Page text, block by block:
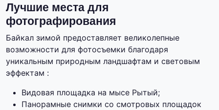
Лучшие места для
фотографирования
Байкал зимой предоставляет великолепные
возможности для фотосъемки благодаря
уникальным природным ландшафтам и световым
эффектам :
Видовая площадка на мысе Рытый;
Панорамные снимки со смотровых площадок